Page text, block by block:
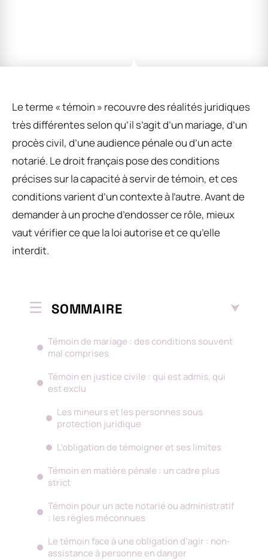
Le terme « témoin » recouvre des réalités juridiques
très différentes selon qu’il s’agit d’un mariage, d’un
procès civil, d’une audience pénale ou d’un acte
notarié. Le droit français pose des conditions
précises sur la capacité à servir de témoin, et ces
conditions varient d’un contexte à l’autre. Avant de
demander à un proche d’endosser ce rôle, mieux
vaut vérifier ce que la loi autorise et ce qu’elle
interdit.
SOMMAIRE
Témoin de mariage : des conditions souvent
mal comprises
Témoin en justice civile : qui est admis, qui
est exclu
Les mineurs et les personnes sous
protection juridique
L’obligation de témoigner et ses limites
Témoin en matière pénale : un cadre plus
strict
Témoin pour un acte notarié ou administratif
: les règles méconnues
Le témoin face à une obligation d’agir : non-
assistance à personne en danger